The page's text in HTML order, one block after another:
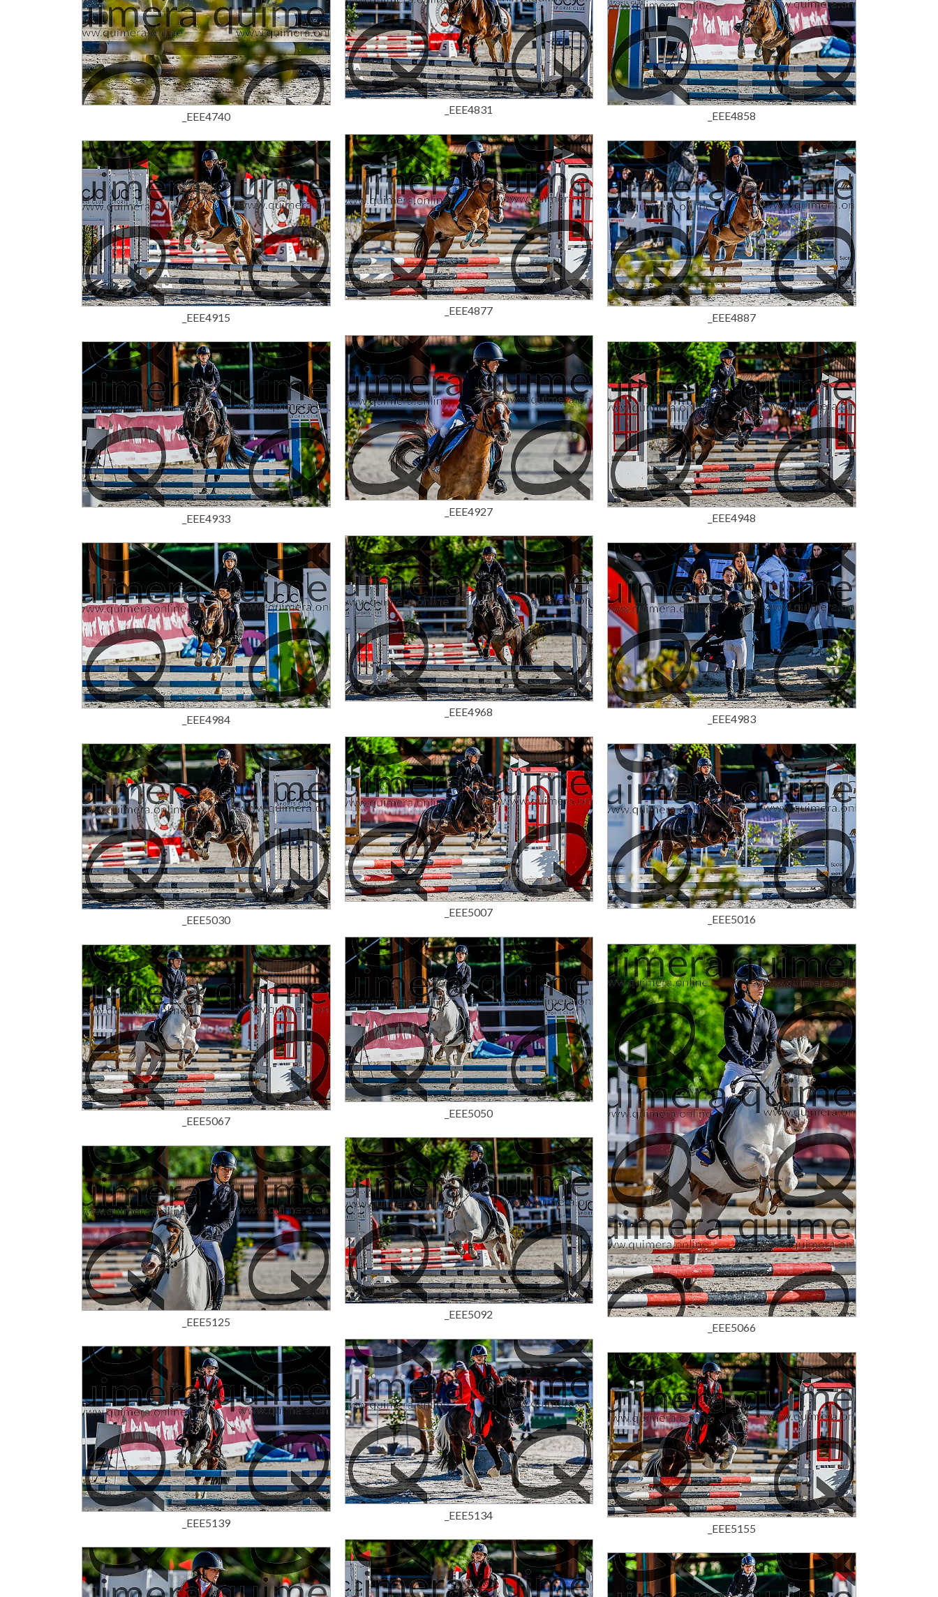
15,00 €
_EEE4740
15,00 €
_EEE4831
15,00 €
_EEE4858
15,00 €
_EEE4877
15,00 €
_EEE4887
15,00 €
_EEE4915
15,00 €
_EEE4927
15,00 €
_EEE4933
15,00 €
_EEE4948
15,00 €
_EEE4968
15,00 €
_EEE4983
15,00 €
_EEE4984
15,00 €
_EEE5007
15,00 €
_EEE5016
15,00 €
_EEE5030
15,00 €
_EEE5050
15,00 €
_EEE5066
15,00 €
_EEE5067
15,00 €
_EEE5092
15,00 €
_EEE5125
15,00 €
_EEE5134
15,00 €
_EEE5139
15,00 €
_EEE5155